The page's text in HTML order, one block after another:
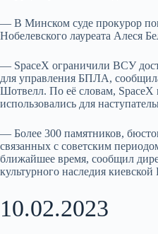
— В Минском суде прокурор
Нобелевского лауреата Алеся
— SpaceX ограничили ВСУ
для управления БПЛА,
Шотвелл. По её словам, SpaceX
использовались для
— Более 300 памятников,
связанных с советским
ближайшее время, сообщил
культурного наследия
10.02.2023